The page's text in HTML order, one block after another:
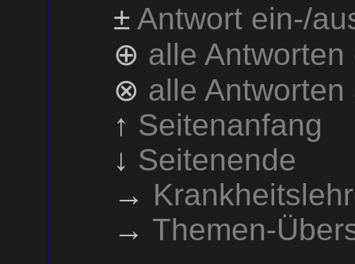
± Antwort ein-/
⊕ alle
⊗ alle
↑ Seitenanfang
↓ Seitenende
→
→ Themen-